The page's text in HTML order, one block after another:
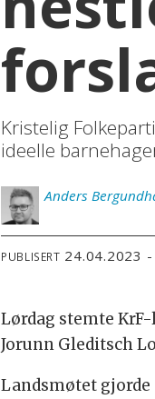
Kristelig
ideelle
Anders
PUBLISERT 24.04.2023
Lørdag stemte
Jorunn Gleditsch
Landsmøtet